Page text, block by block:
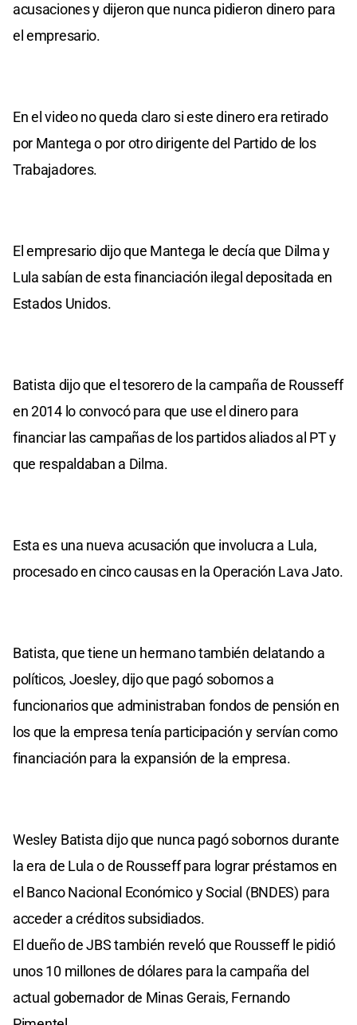
acusaciones y dijeron que nunca pidieron dinero para
el empresario.
En el video no queda claro si este dinero era retirado
por Mantega o por otro dirigente del Partido de los
Trabajadores.
El empresario dijo que Mantega le decía que Dilma y
Lula sabían de esta financiación ilegal depositada en
Estados Unidos.
Batista dijo que el tesorero de la campaña de Rousseff
en 2014 lo convocó para que use el dinero para
financiar las campañas de los partidos aliados al PT y
que respaldaban a Dilma.
Esta es una nueva acusación que involucra a Lula,
procesado en cinco causas en la Operación Lava Jato.
Batista, que tiene un hermano también delatando a
políticos, Joesley, dijo que pagó sobornos a
funcionarios que administraban fondos de pensión en
los que la empresa tenía participación y servían como
financiación para la expansión de la empresa.
Wesley Batista dijo que nunca pagó sobornos durante
la era de Lula o de Rousseff para lograr préstamos en
el Banco Nacional Económico y Social (BNDES) para
acceder a créditos subsidiados.
El dueño de JBS también reveló que Rousseff le pidió
unos 10 millones de dólares para la campaña del
actual gobernador de Minas Gerais, Fernando